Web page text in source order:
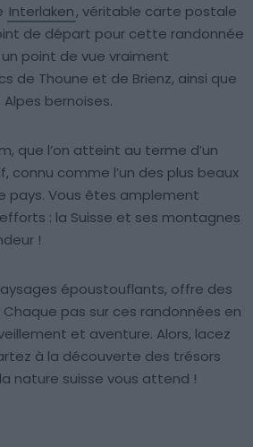
Interlaken, véritable carte postale
de départ pour cette randonnée
point de vue vraiment
de Thoune et de Brienz, ainsi que
bernoises.
que l’on atteint au terme d’un
connu comme l’un des plus beaux
pays. Vous êtes amplement
: la Suisse et ses montagnes
!
époustouflants, offre des
pas sur ces randonnées en
et aventure. Alors, lacez
à la découverte des trésors
nature suisse vous attend !